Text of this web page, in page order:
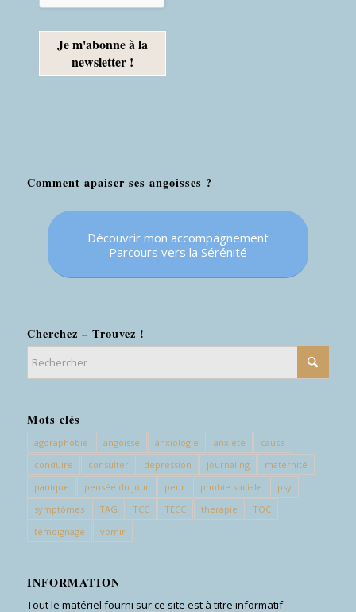
Comment apaiser ses angoisses ?
Découvrir mon accompagnement
Parcours vers la Sérénité
Cherchez – Trouvez !
Mots clés
agoraphobie angoisse anxiologie anxiété
cause
conduire
consulter depression journaling
maternité
panique
pensée du jour peur phobie sociale
psy
symptômes
TAG TCC TECC therapie
TOC
témoignage
vomir
INFORMATION
Tout le matériel fourni sur ce site est à titre informatif